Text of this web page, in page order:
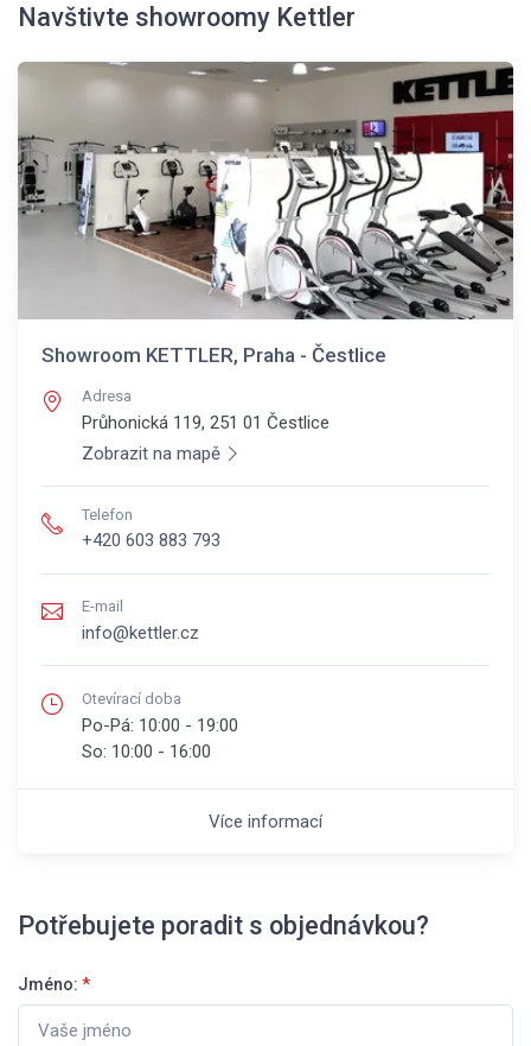
Navštivte showroomy Kettler
Showroom KETTLER, Praha - Čestlice
Adresa
Průhonická 119, 251 01 Čestlice
Zobrazit na mapě
Telefon
+420 603 883 793
E-mail
info@kettler.cz
Otevírací doba
Po-Pá: 10:00 - 19:00
So: 10:00 - 16:00
Více informací
Potřebujete poradit s objednávkou?
Jméno: *